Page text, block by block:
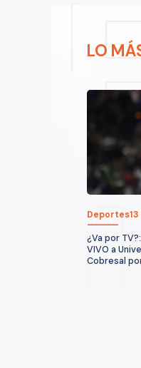
LO
Deportes13
¿Va por
VIVO a
Cobresal